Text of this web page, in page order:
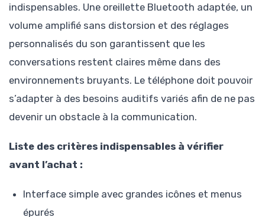
indispensables. Une oreillette Bluetooth adaptée, un
volume amplifié sans distorsion et des réglages
personnalisés du son garantissent que les
conversations restent claires même dans des
environnements bruyants. Le téléphone doit pouvoir
s’adapter à des besoins auditifs variés afin de ne pas
devenir un obstacle à la communication.
Liste des critères indispensables à vérifier
avant l’achat :
Interface simple avec grandes icônes et menus
épurés